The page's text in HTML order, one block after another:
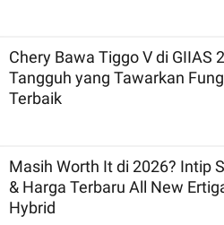
Chery Bawa Tiggo V di GIIAS
Tangguh yang Tawarkan
Terbaik
Masih Worth It di 2026? Intip
& Harga Terbaru All New
Hybrid